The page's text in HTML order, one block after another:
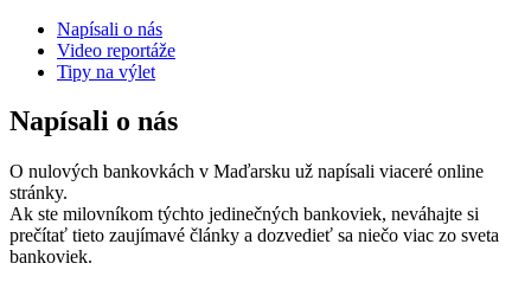
Napísali o nás
Video reportáže
Tipy na výlet
Napísali o nás
O nulových bankovkách v Maďarsku už napísali viaceré online
stránky.
Ak ste milovníkom týchto jedinečných bankoviek, neváhajte si
prečítať tieto zaujímavé články a dozvedieť sa niečo viac zo sveta
bankoviek.